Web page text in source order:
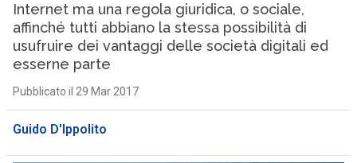
Internet ma una regola giuridica, o sociale,
affinché tutti abbiano la stessa possibilità di
usufruire dei vantaggi delle società digitali ed
esserne parte
Pubblicato il 29 Mar 2017
Guido D'Ippolito